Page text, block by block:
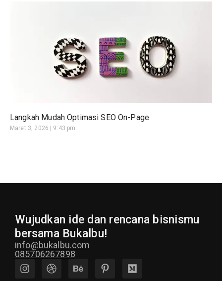
Langkah Mudah Optimasi SEO On-Page
Maret 3, 2026 9:43 pm
Wujudkan ide dan rencana bisnismu
bersama Bukalbu!
info@bukalbu.com
085706267898